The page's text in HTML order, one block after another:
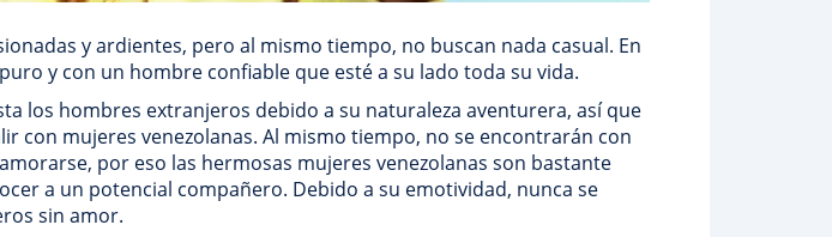
y ardientes, pero al mismo tiempo, no buscan nada casual. En
y con un hombre confiable que esté a su lado toda su vida.
los hombres extranjeros debido a su naturaleza aventurera, así que
con mujeres venezolanas. Al mismo tiempo, no se encontrarán con
por eso las hermosas mujeres venezolanas son bastante
a un potencial compañero. Debido a su emotividad, nunca se
sin amor.